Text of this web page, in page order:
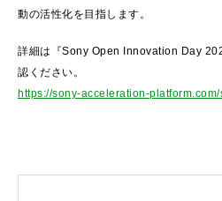
動の活性化を目指します。
詳細は『Sony Open Innovation Day
認ください。
https://sony-acceleration-